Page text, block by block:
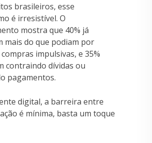
brasileiros, esse
é irresistível. O
mostra que 40% já
mais do que podiam por
impulsivas, e 35%
contraindo dívidas ou
pagamentos.
digital, a barreira entre
é mínima, basta um toque